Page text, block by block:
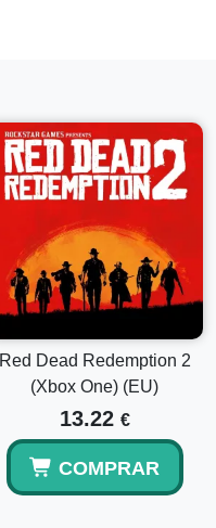
Red Dead Redemption 2
(Xbox One) (EU)
13.22 €
COMPRAR